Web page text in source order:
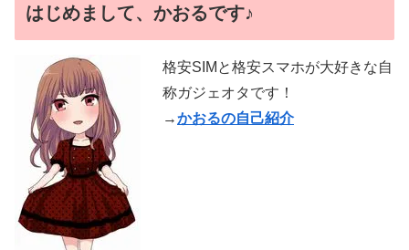
はじめまして、かおるです♪
格安SIMと格安スマホが大好きな自
称ガジェオタです！
→かおるの自己紹介